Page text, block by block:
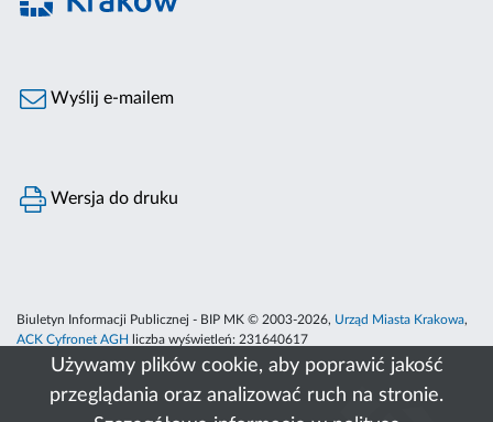
Używamy plików cookie, aby poprawić jakość
przeglądania oraz analizować ruch na stronie.
Wyślij e-mailem
Wersja do druku
Biuletyn Informacji Publicznej - BIP MK © 2003-2026, Urząd Miasta Krakowa,
ACK Cyfronet AGH
liczba wyświetleń: 231640617